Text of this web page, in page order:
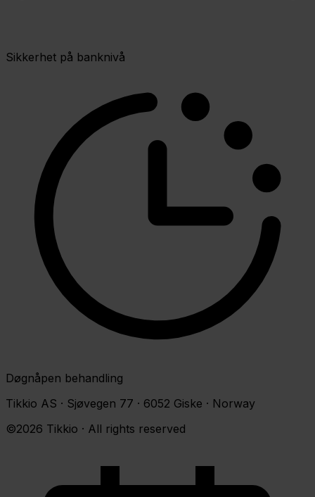
Sikkerhet på banknivå
Døgnåpen behandling
Tikkio AS · Sjøvegen 77 · 6052 Giske · Norway
©2026 Tikkio · All rights reserved